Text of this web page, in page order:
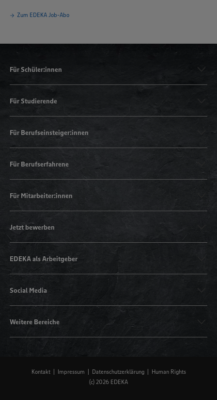
Zum EDEKA Job-Abo
Für Schüler:innen
Für Studierende
Für Berufseinsteiger:innen
Für Berufserfahrene
Für Mitarbeiter:innen
Jetzt bewerben
EDEKA als Arbeitgeber
Social Media
Weitere Bereiche
Kontakt Impressum Datenschutzerklärung
Human Rights
(c) 2026 EDEKA